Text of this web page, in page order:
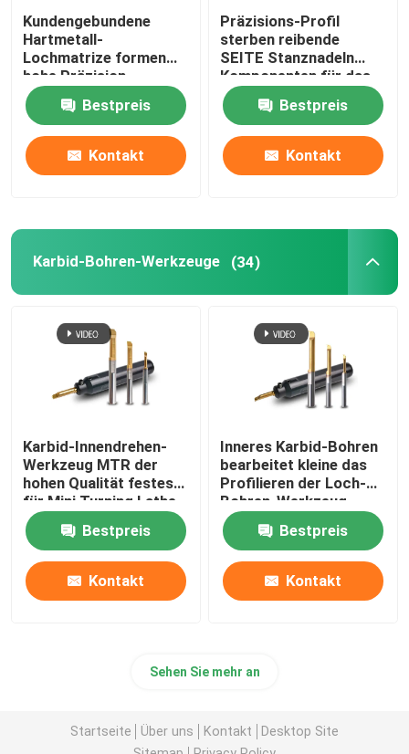
Kundengebundene
Hartmetall-
Lochmatrize formen
hohe Präzision
Bestpreis
Kontakt
Präzisions-Profil
sterben reibende
SEITE Stanznadeln
Komponenten für das
Stempeln der Arbeit
Bestpreis
Kontakt
Karbid-Bohren-Werkzeuge (34)
Karbid-Innendrehen-
Werkzeug MTR der
hohen Qualität festes
für Mini Turning Lathe
Bestpreis
Kontakt
Inneres Karbid-Bohren
bearbeitet kleine das
Profilieren der Loch-
Bohren-Werkzeug-
MQR
Bestpreis
Kontakt
Sehen Sie mehr an
Startseite Über uns Kontakt
Desktop Site